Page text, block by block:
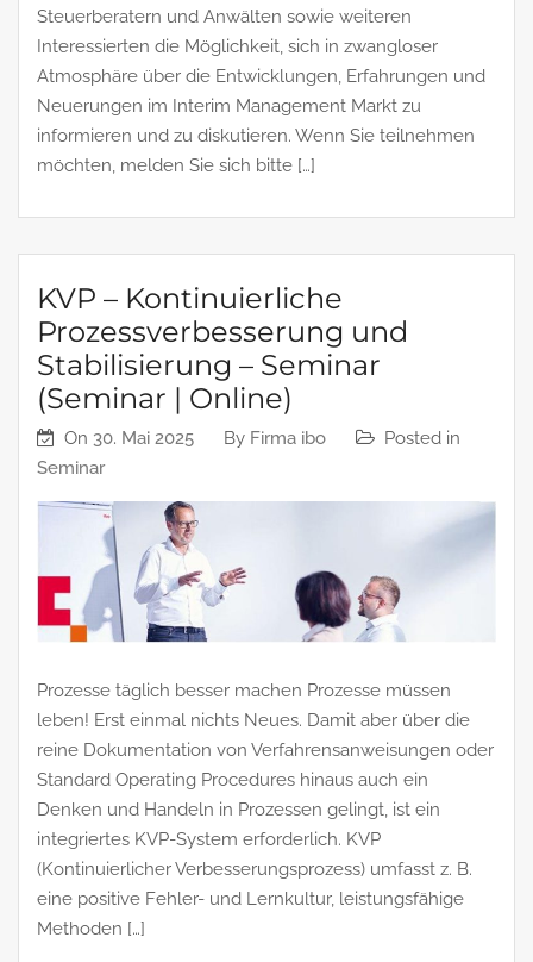
Steuerberatern und Anwälten sowie weiteren
Interessierten die Möglichkeit, sich in zwangloser
Atmosphäre über die Entwicklungen, Erfahrungen und
Neuerungen im Interim Management Markt zu
informieren und zu diskutieren. Wenn Sie teilnehmen
möchten, melden Sie sich bitte […]
KVP – Kontinuierliche
Prozessverbesserung und
Stabilisierung – Seminar
(Seminar | Online)
On 30. Mai 2025 By Firma ibo
Posted in
Seminar
Prozesse täglich besser machen Prozesse müssen
leben! Erst einmal nichts Neues. Damit aber über die
reine Dokumentation von Verfahrensanweisungen oder
Standard Operating Procedures hinaus auch ein
Denken und Handeln in Prozessen gelingt, ist ein
integriertes KVP-System erforderlich. KVP
(Kontinuierlicher Verbesserungsprozess) umfasst z. B.
eine positive Fehler- und Lernkultur, leistungsfähige
Methoden […]